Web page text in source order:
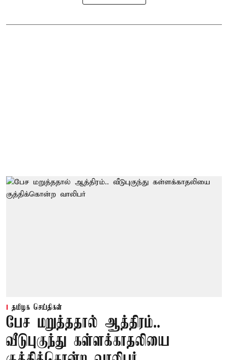
தமிழக செய்திகள்
பேச மறுத்ததால் ஆத்திரம்..
வீடுபுகுந்து கள்ளக்காதலியை